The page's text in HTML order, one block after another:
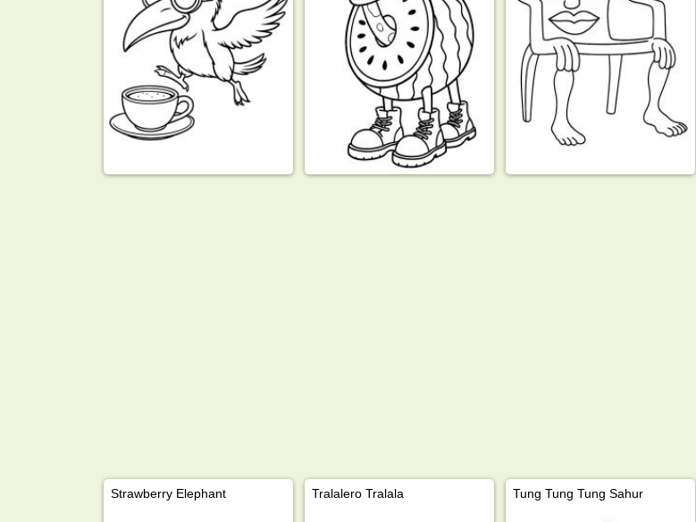
Strawberry Elephant Tralalero Tralala Tung Tung Tung Sahur